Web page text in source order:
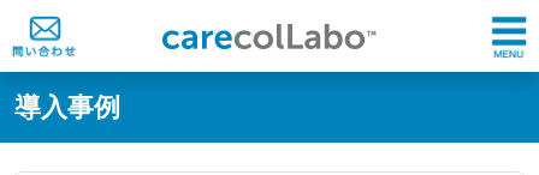
@ -0,0 +1,60 @@
導入事例